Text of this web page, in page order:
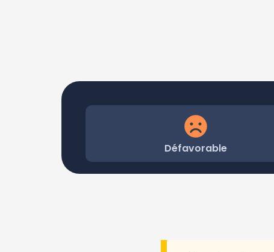
Défavorable